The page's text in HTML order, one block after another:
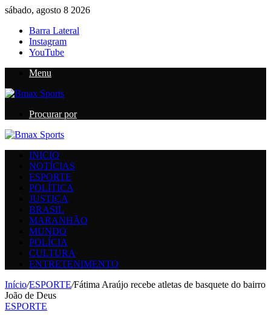
sábado, agosto 8 2026
Barra Lateral
Instagram
YouTube
Menu
Procurar por
INICIO
NOTÍCIAS
ESPORTE
POLÍTICA
JUSTIÇA
BRASIL
MARANHÃO
MUNDO
POLÍCIA
CULTURA
ENTRETENIMENTO
Início/ESPORTE/Fátima Araújo recebe atletas de basquete do bairro
João de Deus
ESPORTE